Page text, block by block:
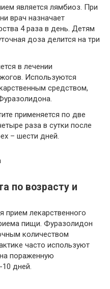
является лямбиоз. При
врач назначает
4 раза в день. Детям
доза делится на три
в лечении
Используются
средством,
применяется по две
раза в сутки после
– шести дней.
по возрасту и
прием лекарственного
пищи. Фуразолидон
количеством
часто используют
пораженную
10 дней.